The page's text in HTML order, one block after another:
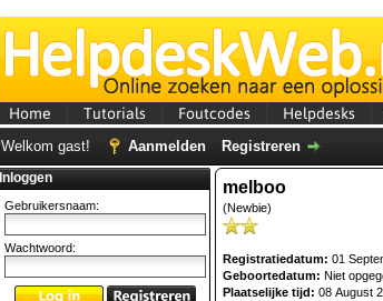
Home Tutorials Foutcodes Helpdesks
Welkom gast! Aanmelden Registreren
Inloggen
Gebruikersnaam:
Wachtwoord:
melboo
(Newbie)
Registratiedatum: 01
Geboortedatum: Niet
Plaatselijke tijd: 08 August